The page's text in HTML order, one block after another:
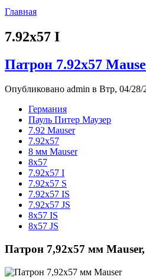
Главная
7.92x57 I
Патрон 7.92x57
Опубликовано admin в Втр, 04/28/
Германия
Пауль Питер Маузер
7.92 Mauser
7.92x57
8 мм Mauser
8x57
7.92x57 I
7.92x57 S
7.92х57 IS
7.92х57 JS
8x57 IS
8х57 JS
Патрон 7,92x57 мм